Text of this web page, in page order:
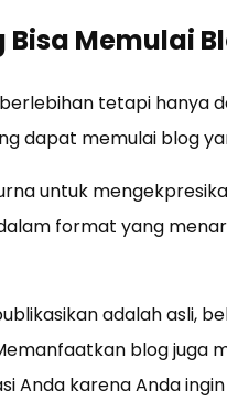
Memulai
tetapi hanya
dapat memulai blog
untuk
format yang
adalah asli,
blog juga
Anda karena Anda